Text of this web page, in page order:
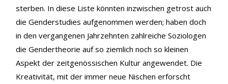
sterben. In diese Liste könnten inzwischen getrost auch
die Genderstudies aufgenommen werden; haben doch
in den vergangenen Jahrzehnten zahlreiche Soziologen
die Gendertheorie auf so ziemlich noch so kleinen
Aspekt der zeitgenössischen Kultur angewendet. Die
Kreativität, mit der immer neue Nischen erforscht